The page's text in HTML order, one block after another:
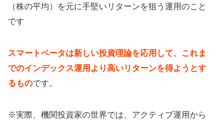
（株の平均）を元に手堅いリターンを狙う運用のこと
です
スマートベータは新しい投資理論を応用して、これま
でのインデックス運用より高いリターンを得ようとす
るものです。
※実際、機関投資家の世界では、アクティブ運用から